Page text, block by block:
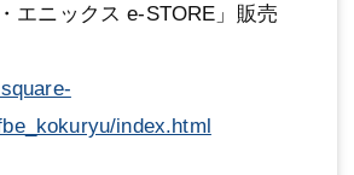
エニックス e-STORE」販売
index.html